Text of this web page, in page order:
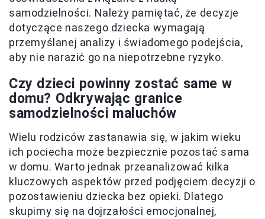
samodzielności. Należy pamiętać, że decyzje
dotyczące naszego dziecka wymagają
przemyślanej analizy i świadomego podejścia,
aby nie narazić go na niepotrzebne ryzyko.
Czy dzieci powinny zostać same w
domu? Odkrywając granice
samodzielności maluchów
Wielu rodziców zastanawia się, w jakim wieku
ich pociecha może bezpiecznie pozostać sama
w domu. Warto jednak przeanalizować kilka
kluczowych aspektów przed podjęciem decyzji o
pozostawieniu dziecka bez opieki. Dlatego
skupimy się na dojrzałości emocjonalnej,